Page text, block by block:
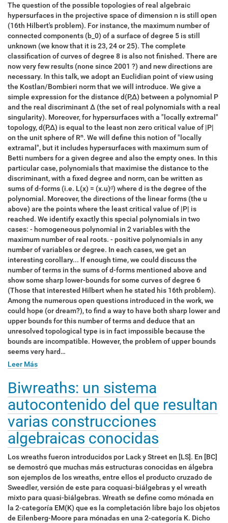
The question of the possible topologies of real algebraic
hypersurfaces in the projective space of dimension n is still open
(16th Hilbert's problem). For instance, the maximum number of
connected components (b_0) of a surface of degree 5 is still
unknown (we know that it is 23, 24 or 25). The complete
classification of curves of degree 8 is also not finished. There are
now very few results (none since 2001 ?) and new directions are
necessary. In this talk, we adopt an Euclidian point of view using
the Kostlan/Bombieri norm that we will introduce. We give a
simple expression for the distance d(P,Δ) between a polynomial P
and the real discriminant Δ (the set of real polynomials with a real
singularity). Moreover, for hypersurfaces with a "locally extremal"
topology, d(P,Δ) is equal to the least non zero critical value of |P|
on the unit sphere of Rⁿ. We will define this notion of "locally
extramal", but it includes hypersurfaces with maximum sum of
Betti numbers for a given degree and also the empty ones. In this
particular case, polynomials that maximise the distance to the
discriminant, with a fixed degree and norm, can be written as
sums of d-forms (i.e. L(x) = (x.u)ᵈ) where d is the degree of the
polynomial. Moreover, the directions of the linear forms (the u
above) are the points where the least critical value of |P| is
reached. We identify exactly this special polynomials in two
cases: - homogeneous polynomial in 2 variables with the
maximum number of real roots. - positive polynomials in any
number of variables or degree. In each cases, we get an
interesting corollary... If enough time, we could discuss the
number of terms in the sums of d-forms mentioned above and
show some sharp lower-bounds for some curves of degree 6
(Those that interested Hilbert when he stated his 16th problem).
Among the numerous open questions introduced in the work, we
could hope (or dream?), to find a way to have both sharp lower and
upper bounds for this number of terms and deduce that an
unresolved topological type is in fact impossible because the
bounds are incompatible. However, the problem of upper bounds
seems very hard…
Leer Más
Biwreaths: un sistema
autocontenido del que resultan
varias construcciones
algebraicas conocidas
Los wreaths fueron introducidos por Lack y Street en [LS]. En [BC]
se demostró que muchas más estructuras conocidas en álgebra
son ejemplos de los wreaths, entre ellos el producto cruzado de
Sweedler, versión de este para coquasi-biálgebras y el wreath
mixto para quasi-biálgebras. Wreath se define como mónada en
la 2-categoría EM(K) que es la completación libre bajo los objetos
de Eilenberg-Moore para mónadas en una 2-categoría K. Dicho